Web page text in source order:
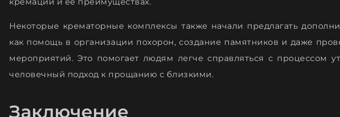
кремации и ее преимуществах.
Некоторые крематорные комплексы также начали предлагать
как помощь в организации похорон, создание памятников и даже
мероприятий. Это помогает людям легче справляться с процессом
человечный подход к прощанию с близкими.
Заключение